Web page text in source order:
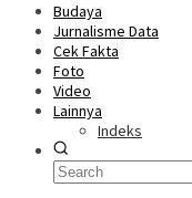
Budaya
Jurnalisme Data
Cek Fakta
Foto
Video
Lainnya
Indeks